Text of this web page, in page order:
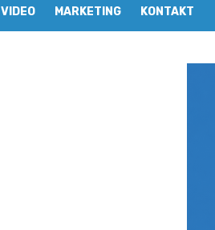
VIDEO MARKETING KONTAKT